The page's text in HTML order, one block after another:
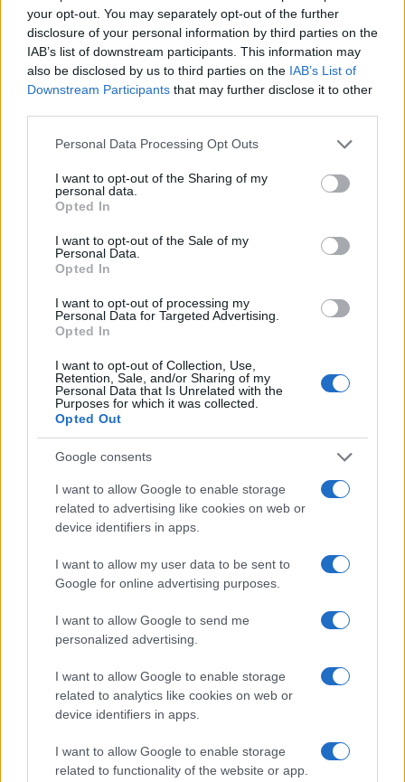
your opt-out. You may separately opt-out of the further
disclosure of your personal information by third parties on the
IAB’s list of downstream participants. This information may
also be disclosed by us to third parties on the IAB’s List of
Downstream Participants that may further disclose it to other
Please note that this website/app uses one or more Google
not limited to your visit or usage behaviour. You may click to
grant or deny consent to Google and its third-party tags to
use your data for below specified purposes in below Google
consent section.
Personal Data Processing Opt Outs
I want to opt-out of the Sharing of my
personal data.
Opted In
I want to opt-out of the Sale of my
Personal Data.
Opted In
I want to opt-out of processing my
Personal Data for Targeted Advertising.
Opted In
I want to opt-out of Collection, Use,
Retention, Sale, and/or Sharing of my
Personal Data that Is Unrelated with the
Purposes for which it was collected.
Opted Out
Google consents
I want to allow Google to enable storage
related to advertising like cookies on web or
device identifiers in apps.
I want to allow my user data to be sent to
Google for online advertising purposes.
I want to allow Google to send me
personalized advertising.
I want to allow Google to enable storage
related to analytics like cookies on web or
device identifiers in apps.
I want to allow Google to enable storage
related to functionality of the website or app.
Cassetto fiscale: come scaricare CU, F24 e deleghe senza errori
Francesca Galli · 8 Ago 2026
Novità fiscali 2026: cosa cambia con i nuovi decreti del Governo
Andrea Innocenti · 4 Ago 2026
Kinza Babylon Staked
BTC
(KBTC)
$83,270.00
Steakhouse EURCV
$100,000,000,000,000.00